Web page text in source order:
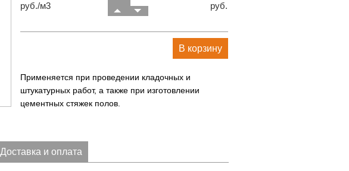
руб./м3 руб.
В корзину
Применяется при проведении кладочных и
штукатурных работ, а также при изготовлении
цементных стяжек полов.
Доставка и оплата